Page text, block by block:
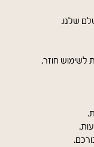
שלנו.
לשימוש חוזר.